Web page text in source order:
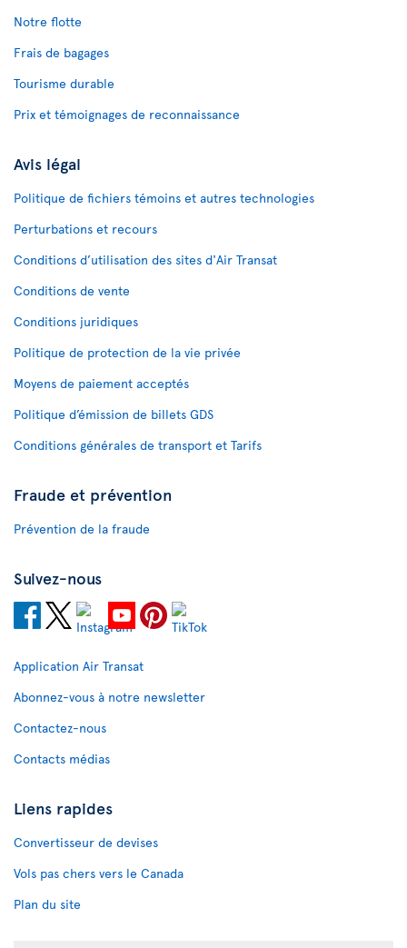
Notre flotte
Frais de bagages
Tourisme durable
Prix et témoignages de reconnaissance
Avis légal
Politique de fichiers témoins et autres technologies
Perturbations et recours
Conditions d’utilisation des sites d'Air Transat
Conditions de vente
Conditions juridiques
Politique de protection de la vie privée
Moyens de paiement acceptés
Politique d’émission de billets GDS
Conditions générales de transport et Tarifs
Fraude et prévention
Prévention de la fraude
Suivez-nous
Application Air Transat
Abonnez-vous à notre newsletter
Contactez-nous
Contacts médias
Liens rapides
Convertisseur de devises
Vols pas chers vers le Canada
Plan du site